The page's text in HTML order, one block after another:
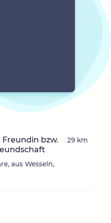
Freundin bzw.
aus Wesseln,
29 km